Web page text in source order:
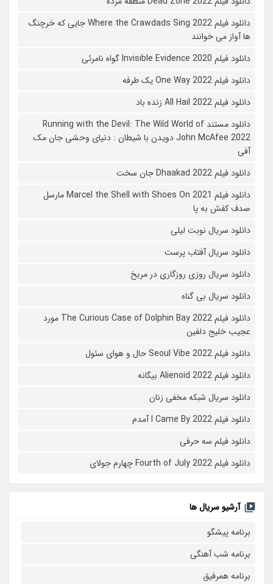
دانلود فیلم Where the Crawdads Sing 2022 جایی که خرچنگ
ها آواز می خوانند
دانلود فیلم 2020 Invisible Evidence گواه نامرئی
دانلود فیلم One Way 2022 یک طرفه
دانلود فیلم All Hail 2022 زنده باد
دانلود مستند Running with the Devil: The Wild World of
John McAfee 2022 دویدن با شیطان : دنیای وحشی جان مک
آفی
دانلود فیلم Dhaakad 2022 جان سخت
دانلود فیلم Marcel the Shell with Shoes On 2021 مارسل
صدف کفش به پا
دانلود سریال نوبت لیلی
دانلود سریال آفتاب پرست
دانلود سریال روزی روزگاری در مریخ
دانلود سریال بی گناه
دانلود فیلم The Curious Case of Dolphin Bay 2022 مورد
عجیب خلیج دلفین
دانلود فیلم Seoul Vibe 2022 حال و هوای سئول
دانلود فیلم Alienoid 2022 بیگانه
دانلود سریال شبکه مخفی زنان
دانلود فیلم I Came By 2022 آمدم
دانلود فیلم سه حرفی
دانلود فیلم Fourth of July 2022 چهارم جولای
آرشیو سریال ها
برنامه پیشگو
برنامه شب آهنگی
برنامه همرفیق